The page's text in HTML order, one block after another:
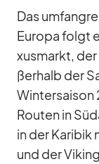
Das
Eu­ropa folgt
xus­markt,
ßer­halb der
Win­ter­sai­son
Rou­ten in
in der Ka­ri­bik
und der